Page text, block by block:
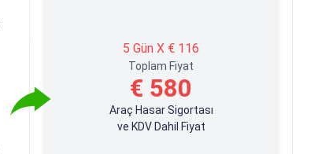
5 Gün X € 116
Toplam Fiyat
€ 580
Araç Hasar Sigortası
ve KDV Dahil Fiyat